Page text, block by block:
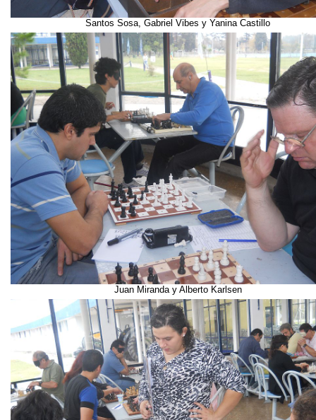
Santos Sosa, Gabriel Vibes y Yanina Castillo
Juan Miranda y Alberto Karlsen